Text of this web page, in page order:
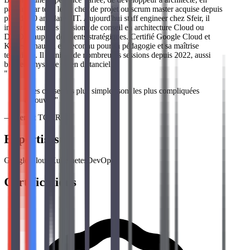
passant par tech lead, chef de projet ou scrum master acquise depuis
plus de 20 ans dans l'IT. Aujourd'hui staff engineer chez Sfeir, il
intervient sur des missions de conseil en architecture Cloud ou
DevOps auprès de clients stratégiques. Certifié Google Cloud et
Kubestronaut, il est reconnu pour sa pédagogie et sa maîtrise
technique. Il a animé de nombreuses sessions depuis 2022, aussi
bien en physique qu'en distanciel.
"
Les choses les plus simples sont les plus compliquées
à trouver. "
—
Benoit TOURON
Expertises
Google Cloud Kubernetes DevOps
Certifications